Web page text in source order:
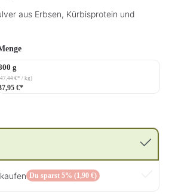
aus Erbsen, Kürbisprotein und
auswählen
g
€* / kg)
€*
Du sparst 5% (1,90 €)